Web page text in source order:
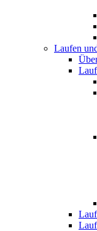
Laufen